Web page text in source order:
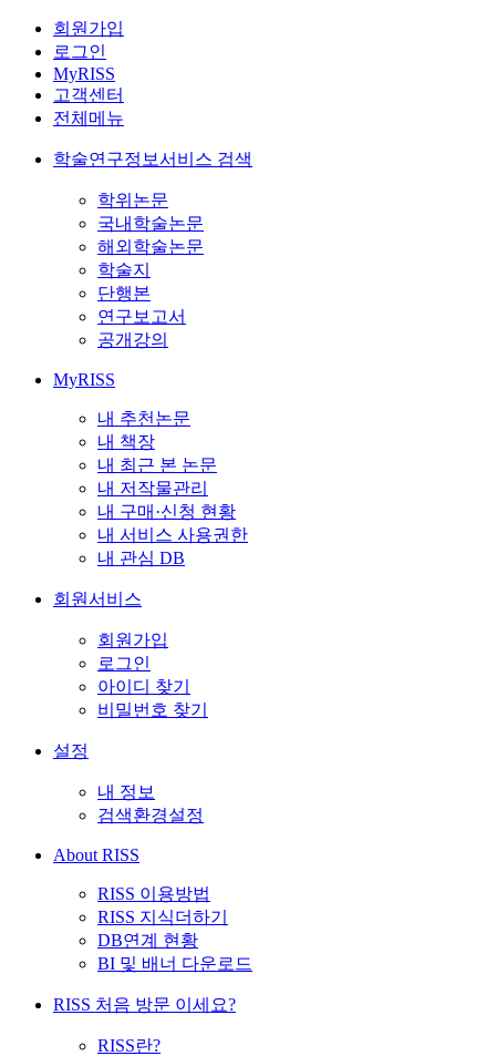
회원가입
로그인
MyRISS
고객센터
전체메뉴
학술연구정보서비스 검색
학위논문
국내학술논문
해외학술논문
학술지
단행본
연구보고서
공개강의
MyRISS
내 추천논문
내 책장
내 최근 본 논문
내 저작물관리
내 구매·신청 현황
내 서비스 사용권한
내 관심 DB
회원서비스
회원가입
로그인
아이디 찾기
비밀번호 찾기
설정
내 정보
검색환경설정
About RISS
RISS 이용방법
RISS 지식더하기
DB연계 현황
BI 및 배너 다운로드
RISS 처음 방문 이세요?
RISS란?